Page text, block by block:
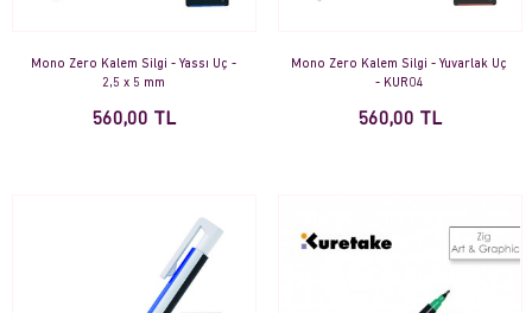
Mono Zero Kalem Silgi - Yassı Uç -
2,5 x 5 mm
560,00 TL
Mono Zero Kalem Silgi - Yuvarlak Uç
- KUR04
560,00 TL